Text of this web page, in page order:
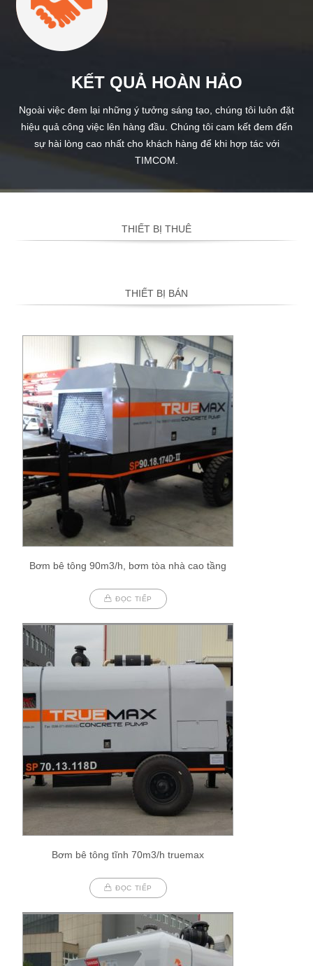
KẾT QUẢ HOÀN HẢO
Ngoài việc đem lại những ý tưởng sáng tạo, chúng tôi luôn đặt
hiệu quả công việc lên hàng đầu. Chúng tôi cam kết đem đến
sự hài lòng cao nhất cho khách hàng để khi hợp tác với
TIMCOM.
THIẾT BỊ THUÊ
THIẾT BỊ BÁN
Bơm bê tông 90m3/h, bơm tòa nhà cao tầng
ĐỌC TIẾP
Bơm bê tông tĩnh 70m3/h truemax
ĐỌC TIẾP